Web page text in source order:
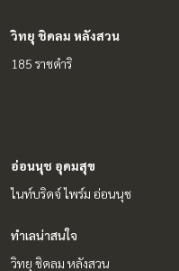
วิทยุ ชิดลม หลังสวน
185 ราชดำริ
อ่อนนุช อุดมสุข
ไนท์บริดจ์ ไพร์ม อ่อนนุช
ทำเลน่าสนใจ
วิทยุ ชิดลม หลังสวน